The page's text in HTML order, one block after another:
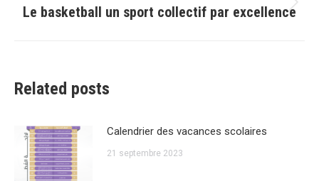
Article
Le basketball un sport collectif par excellence
Related posts
Calendrier des vacances scolaires
21 septembre 2023